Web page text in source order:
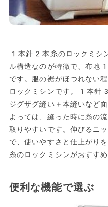
1本針2本糸のロックミシ
ル構造なのが特徴で、布地
です。服の裾がほつれない
ロックミシンです。1本針
ジグザグ縫い＋本縫いなど
よっては、縫った時に糸の
取りやすいです。伸びるニ
で、使いやすさと仕上が
糸のロックミシンがおすすめ
便利な機能で選ぶ